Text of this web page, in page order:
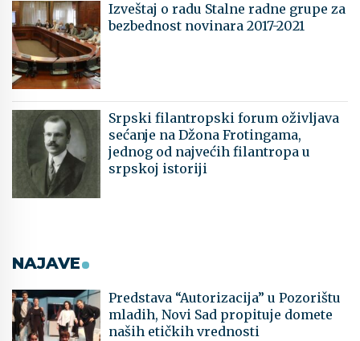
Izveštaj o radu Stalne radne grupe za
bezbednost novinara 2017-2021
Srpski filantropski forum oživljava
sećanje na Džona Frotingama,
jednog od najvećih filantropa u
srpskoj istoriji
NAJAVE
Predstava “Autorizacija” u Pozorištu
mladih, Novi Sad propituje domete
naših etičkih vrednosti